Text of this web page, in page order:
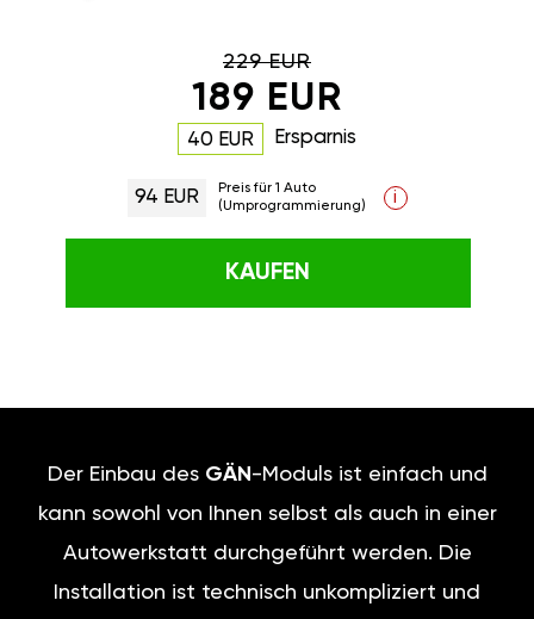
229 EUR
189 EUR
40 EUR Ersparnis
94 EUR
Preis für 1 Auto
(Umprogrammierung)
i
KAUFEN
Der Einbau des GÄN -Moduls ist einfach und
kann sowohl von Ihnen selbst als auch in einer
Autowerkstatt durchgeführt werden. Die
Installation ist technisch unkompliziert und